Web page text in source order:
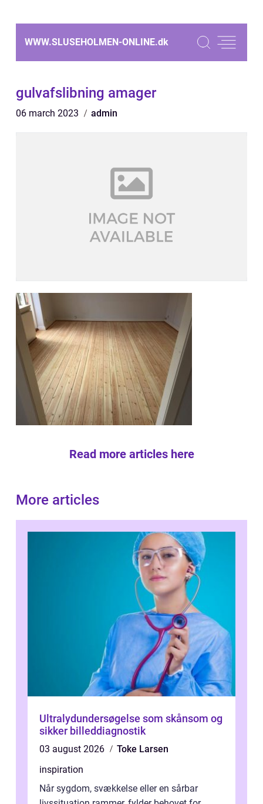
WWW.SLUSEHOLMEN-ONLINE.dk
gulvafslibning amager
06 march 2023 admin
Read more articles here
More articles
Ultralydundersøgelse som skånsom og
sikker billeddiagnostik
03 august 2026
Toke Larsen
inspiration
Når sygdom, svækkelse eller en sårbar